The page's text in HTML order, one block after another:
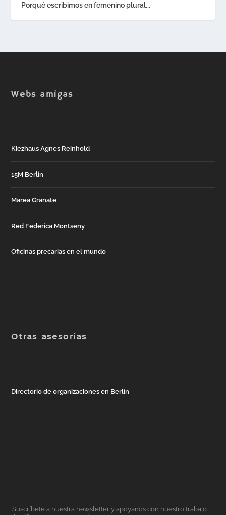
Porqué escribimos en femenino plural...
Webs amigas
Kiezhaus Agnes Reinhold
15M Berlín
Marea Granate
Red Federica Montseny
Oficinas precarias en el mundo
Otras asesorías
Directorio de organizaciones en Berlín
.Suscríbete a nuestra newsletter y apóyanos con nuestro trabajo